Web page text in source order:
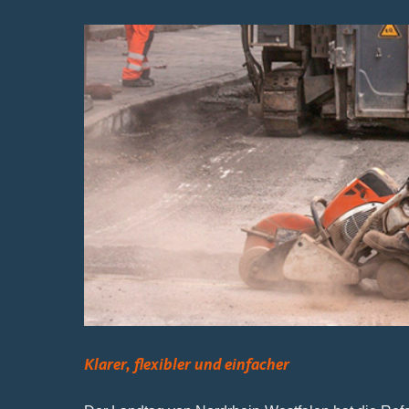
Klarer, flexibler und einfacher